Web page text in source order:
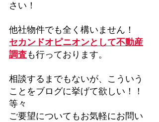
さい！
他社物件でも全く構いません！
セカンドオピニオンとして不動産
調査も行っております。
相談するまでもないが、こういう
ことをブログに挙げて欲しい！！
等々
ご要望についてもお気軽にお問い